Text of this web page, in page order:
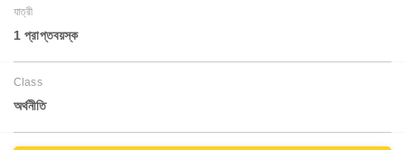
যাত্রী
1 প্রাপ্তবয়স্ক
Class
অর্থনীতি